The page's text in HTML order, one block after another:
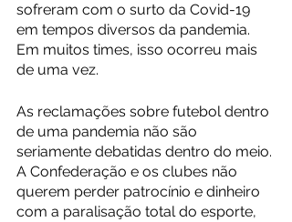
sofreram com o surto da Covid-19
em tempos diversos da pandemia.
Em muitos times, isso ocorreu mais
de uma vez.
As reclamações sobre futebol dentro
de uma pandemia não são
seriamente debatidas dentro do meio.
A Confederação e os clubes não
querem perder patrocínio e dinheiro
com a paralisação total do esporte,